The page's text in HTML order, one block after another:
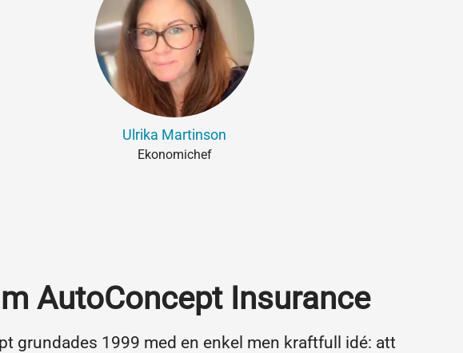
Ulrika Martinson
Ekonomichef
AutoConcept Insurance
grundades 1999 med en enkel men kraftfull idé: att